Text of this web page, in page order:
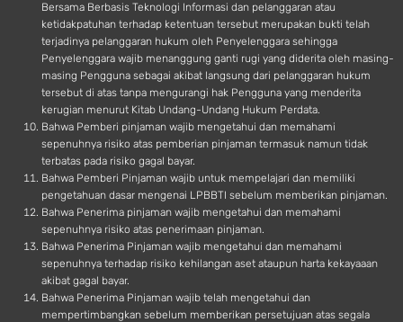
Bersama Berbasis Teknologi Informasi dan pelanggaran atau
ketidakpatuhan terhadap ketentuan tersebut merupakan bukti telah
terjadinya pelanggaran hukum oleh Penyelenggara sehingga
Penyelenggara wajib menanggung ganti rugi yang diderita oleh masing-
masing Pengguna sebagai akibat langsung dari pelanggaran hukum
tersebut di atas tanpa mengurangi hak Pengguna yang menderita
kerugian menurut Kitab Undang-Undang Hukum Perdata.
Bahwa Pemberi pinjaman wajib mengetahui dan memahami
sepenuhnya risiko atas pemberian pinjaman termasuk namun tidak
terbatas pada risiko gagal bayar.
Bahwa Pemberi Pinjaman wajib untuk mempelajari dan memiliki
pengetahuan dasar mengenai LPBBTI sebelum memberikan pinjaman.
Bahwa Penerima pinjaman wajib mengetahui dan memahami
sepenuhnya risiko atas penerimaan pinjaman.
Bahwa Penerima Pinjaman wajib mengetahui dan memahami
sepenuhnya terhadap risiko kehilangan aset ataupun harta kekayaaan
akibat gagal bayar.
Bahwa Penerima Pinjaman wajib telah mengetahui dan
mempertimbangkan sebelum memberikan persetujuan atas segala